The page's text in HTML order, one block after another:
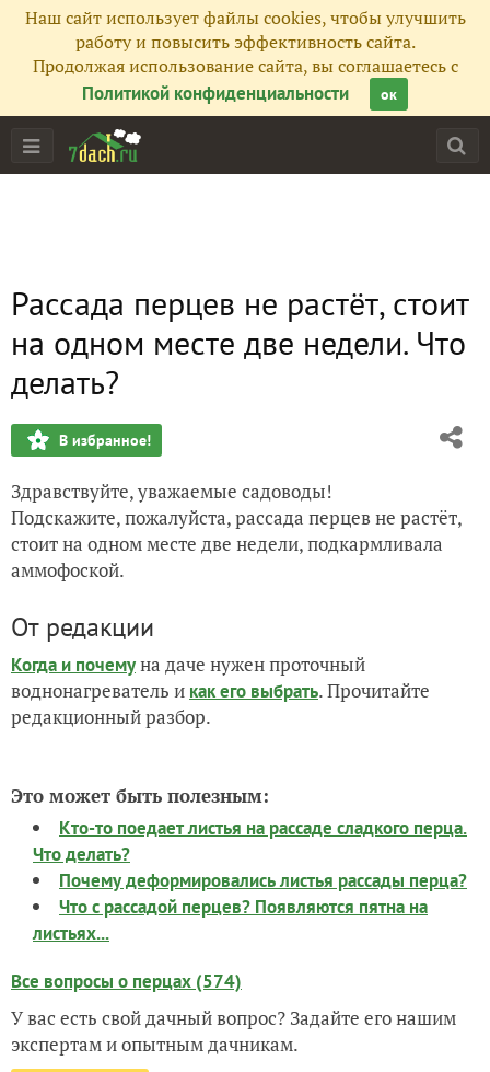
Наш сайт использует файлы cookies, чтобы улучшить
работу и повысить эффективность сайта.
Продолжая использование сайта, вы соглашаетесь с
Политикой конфиденциальности
ок
Рассада перцев не растёт, стоит
на одном месте две недели. Что
делать?
В избранное!
Здравствуйте, уважаемые садоводы!
Подскажите, пожалуйста, рассада перцев не растёт,
стоит на одном месте две недели, подкармливала
аммофоской.
От редакции
Когда и почемуна даче нужен проточный
воднонагреватель и как его выбрать. Прочитайте
редакционный разбор.
Это может быть полезным:
Кто-то поедает листья на рассаде сладкого перца.
Что делать?
Почему деформировались листья рассады перца?
Что с рассадой перцев? Появляются пятна на
листьях...
Все вопросы о перцах (574)
У вас есть свой дачный вопрос? Задайте его нашим
экспертам и опытным дачникам.